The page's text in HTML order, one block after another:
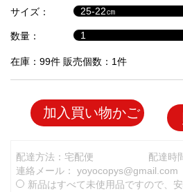
ル
品
サイズ：
数量：
在庫：99件 販売個数：1件
加入買い物かご
配達方法：宅配便
配達時
連絡メール： yoyocopys@gmail.com
新品はすべて未使用品ですので、